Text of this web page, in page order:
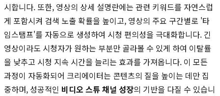
시합니다. 또한, 영상의 상세 설명란에는 관련 키워드를 자연스럽
게 포함시켜 검색 노출 확률을 높이고, 영상의 주요 구간별로 '타
임스탬프'를 자동으로 생성하여 시청 편의성을 극대화합니다. 긴
영상이라도 시청자가 원하는 부분만 골라볼 수 있게 하여 이탈률
을 낮추고 시청 지속 시간을 늘리는 효과를 가져옵니다. 이 모든
과정이 자동화되어 크리에이터는 콘텐츠의 질을 높이는 데만 집
중하며, 성공적인 비디오 스튜 채널 성장의 기반을 다질 수 있습니